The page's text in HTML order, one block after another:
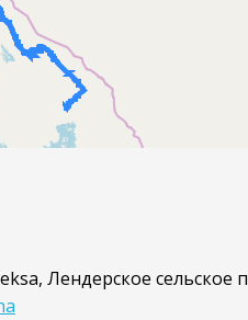
Лендерское сельское